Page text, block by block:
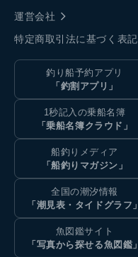
運営会社
特定商取引法に基づく表記
釣り船予約アプリ
「釣割アプリ」
1秒記入の乗船名簿
「乗船名簿クラウド」
船釣りメディア
「船釣りマガジン」
全国の潮汐情報
「潮見表・タイドグラフ」
魚図鑑サイト
「写真から探せる魚図鑑」